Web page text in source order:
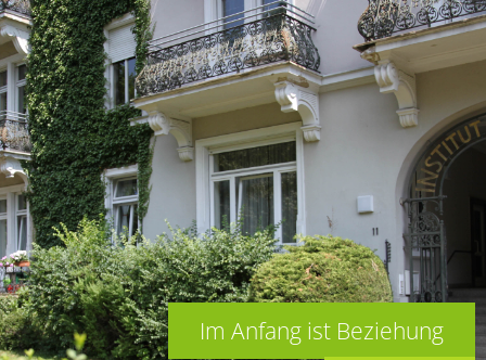
Startseite
Schule
Gemeinschaft
Lernen
Kalender
Im Anfang ist Beziehung